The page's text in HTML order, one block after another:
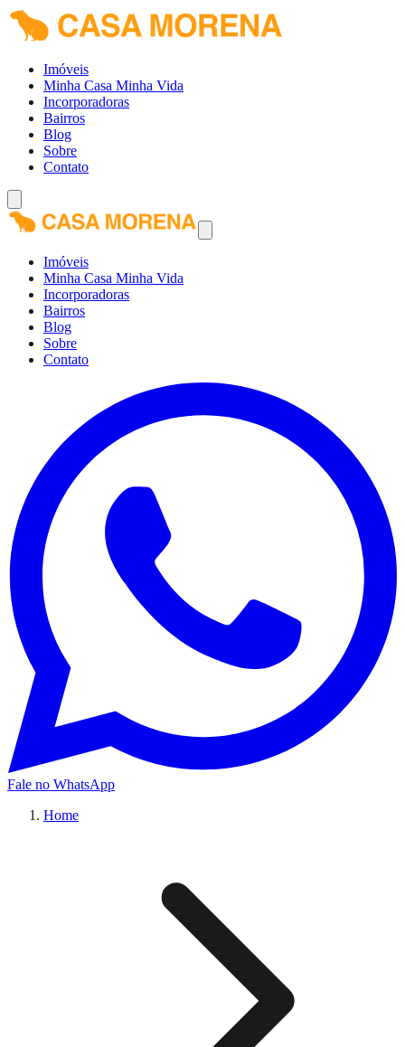
Imóveis
Minha Casa Minha Vida
Incorporadoras
Bairros
Blog
Sobre
Contato
Imóveis
Minha Casa Minha Vida
Incorporadoras
Bairros
Blog
Sobre
Contato
Fale no WhatsApp
Home